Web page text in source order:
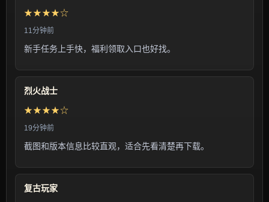
★★★★☆
11分钟前
新手任务上手快，福利领取入口也好找。
烈火战士
★★★★☆
19分钟前
截图和版本信息比较直观，适合先看清楚再下载。
复古玩家